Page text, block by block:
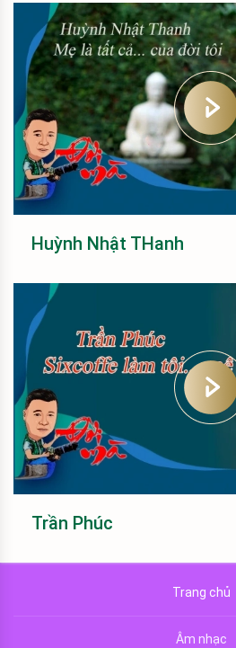
Huỳnh Nhật THanh
Trần Phúc
Trang chủ
Âm nhạc